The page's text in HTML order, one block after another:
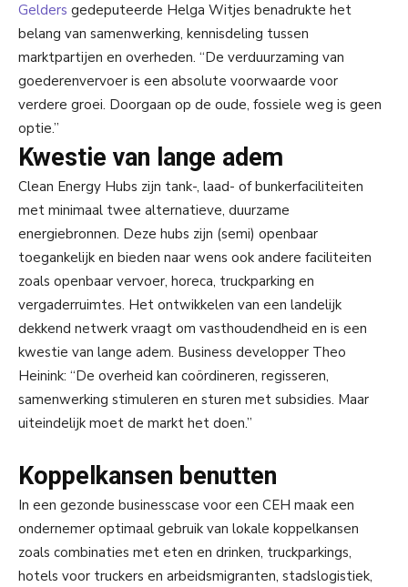
Gelders gedeputeerde Helga Witjes benadrukte het
belang van samenwerking, kennisdeling tussen
marktpartijen en overheden. “De verduurzaming van
goederenvervoer is een absolute voorwaarde voor
verdere groei. Doorgaan op de oude, fossiele weg is geen
optie.”
Kwestie van lange adem
Clean Energy Hubs zijn tank-, laad- of bunkerfaciliteiten
met minimaal twee alternatieve, duurzame
energiebronnen. Deze hubs zijn (semi) openbaar
toegankelijk en bieden naar wens ook andere faciliteiten
zoals openbaar vervoer, horeca, truckparking en
vergaderruimtes. Het ontwikkelen van een landelijk
dekkend netwerk vraagt om vasthoudendheid en is een
kwestie van lange adem. Business developper Theo
Heinink: “De overheid kan coördineren, regisseren,
samenwerking stimuleren en sturen met subsidies. Maar
uiteindelijk moet de markt het doen.”
Koppelkansen benutten
In een gezonde businesscase voor een CEH maak een
ondernemer optimaal gebruik van lokale koppelkansen
zoals combinaties met eten en drinken, truckparkings,
hotels voor truckers en arbeidsmigranten, stadslogistiek,